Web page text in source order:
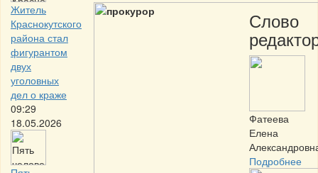
Житель
Краснокутского
района стал
фигурантом
двух
уголовных
дел о краже
09:29
18.05.2026
Слово
Фатеева
Елена
Подробнее